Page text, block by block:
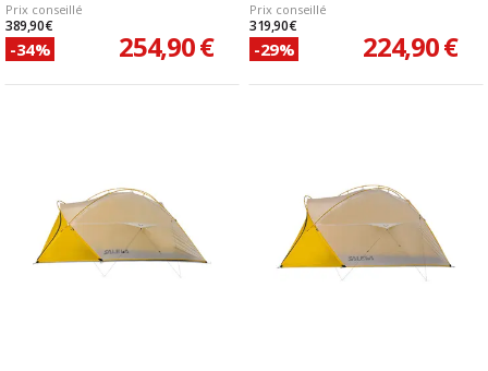
Prix conseillé
389,90 €
-34% 254,90 €
Prix conseillé
319,90 €
-29% 224,90 €